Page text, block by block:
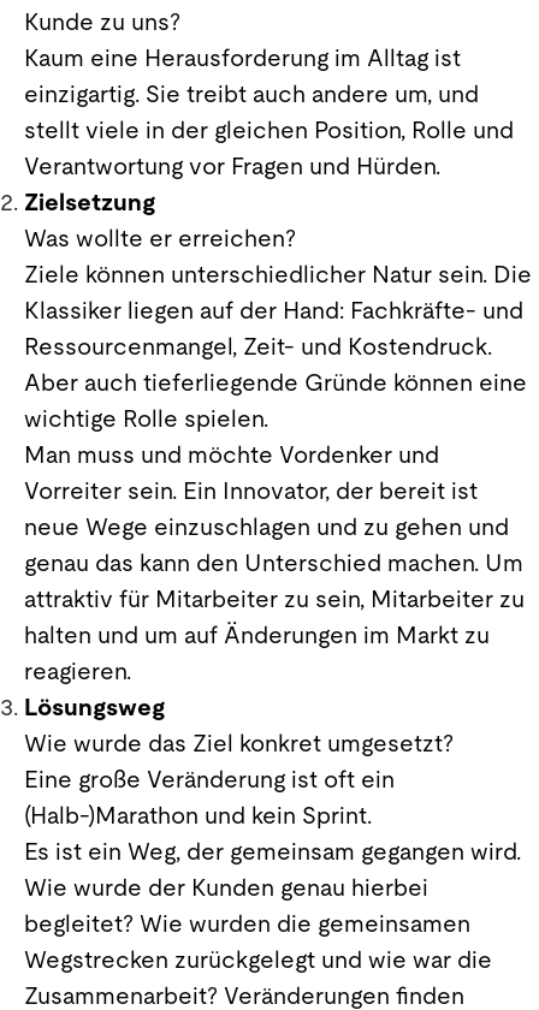
Kunde zu uns?
Kaum eine Herausforderung im Alltag ist
einzigartig. Sie treibt auch andere um, und
stellt viele in der gleichen Position, Rolle und
Verantwortung vor Fragen und Hürden.
Zielsetzung
Was wollte er erreichen?
Ziele können unterschiedlicher Natur sein. Die
Klassiker liegen auf der Hand: Fachkräfte- und
Ressourcenmangel, Zeit- und Kostendruck.
Aber auch tieferliegende Gründe können eine
wichtige Rolle spielen.
Man muss und möchte Vordenker und
Vorreiter sein. Ein Innovator, der bereit ist
neue Wege einzuschlagen und zu gehen und
genau das kann den Unterschied machen. Um
attraktiv für Mitarbeiter zu sein, Mitarbeiter zu
halten und um auf Änderungen im Markt zu
reagieren.
Lösungsweg
Wie wurde das Ziel konkret umgesetzt?
Eine große Veränderung ist oft ein
(Halb-)Marathon und kein Sprint.
Es ist ein Weg, der gemeinsam gegangen wird.
Wie wurde der Kunden genau hierbei
begleitet? Wie wurden die gemeinsamen
Wegstrecken zurückgelegt und wie war die
Zusammenarbeit? Veränderungen finden